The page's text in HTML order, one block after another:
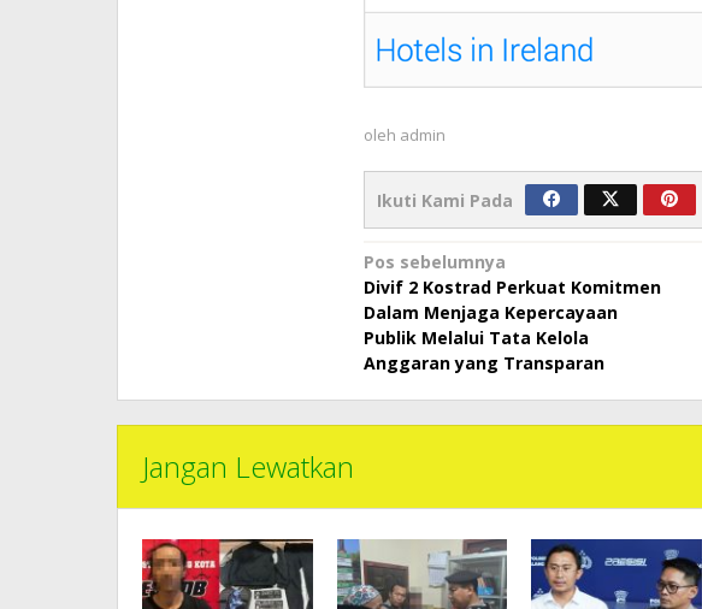
oleh admin
Ikuti Kami Pada
Navigasi
pos
Pos sebelumnya
Divif 2 Kostrad Perkuat Komitmen
Dalam Menjaga Kepercayaan
Publik Melalui Tata Kelola
Anggaran yang Transparan
Jangan Lewatkan